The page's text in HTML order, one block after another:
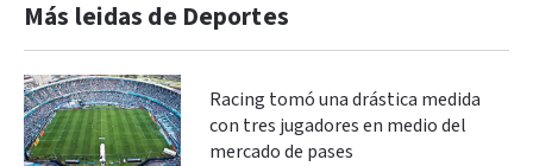
Más leidas de Deportes
Racing tomó una drástica medida
con tres jugadores en medio del
mercado de pases